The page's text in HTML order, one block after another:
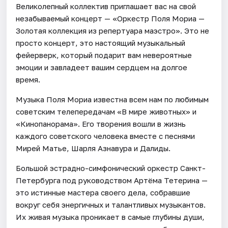
Великолепный коллектив приглашает вас на свой
незабываемый концерт — «Оркестр Поля Мориа —
Золотая коллекция из репертуара маэстро». Это не
просто концерт, это настоящий музыкальный
фейерверк, который подарит вам невероятные
эмоции и завладеет вашим сердцем на долгое
время.
Музыка Поля Мориа известна всем нам по любимым
советским телепередачам «В мире животных» и
«Кинопанорама». Его творения вошли в жизнь
каждого советского человека вместе с песнями
Мирей Матье, Шарля Азнавура и Далиды.
Большой эстрадно-симфонический оркестр Санкт-
Петербурга под руководством Артёма Тетерина —
это истинные мастера своего дела, собравшие
вокруг себя энергичных и талантливых музыкантов.
Их живая музыка проникает в самые глубины души,